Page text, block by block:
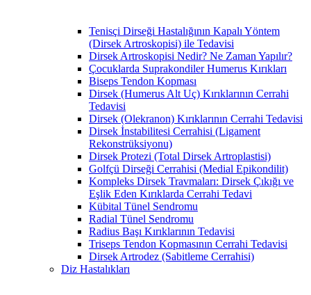
Tenisçi Dirseği Hastalığının Kapalı Yöntem
(Dirsek Artroskopisi) ile Tedavisi
Dirsek Artroskopisi Nedir? Ne Zaman Yapılır?
Çocuklarda Suprakondiler Humerus Kırıkları
Biseps Tendon Kopması
Dirsek (Humerus Alt Uç) Kırıklarının Cerrahi
Tedavisi
Dirsek (Olekranon) Kırıklarının Cerrahi Tedavisi
Dirsek İnstabilitesi Cerrahisi (Ligament
Rekonstrüksiyonu)
Dirsek Protezi (Total Dirsek Artroplastisi)
Golfçü Dirseği Cerrahisi (Medial Epikondilit)
Kompleks Dirsek Travmaları: Dirsek Çıkığı ve
Eşlik Eden Kırıklarda Cerrahi Tedavi
Kübital Tünel Sendromu
Radial Tünel Sendromu
Radius Başı Kırıklarının Tedavisi
Triseps Tendon Kopmasının Cerrahi Tedavisi
Dirsek Artrodez (Sabitleme Cerrahisi)
Diz Hastalıkları